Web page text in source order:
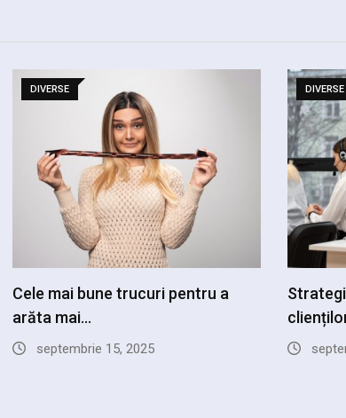
DIVERSE
Cele mai bune trucuri pentru a
arăta mai…
septembrie 15, 2025
DIVERSE